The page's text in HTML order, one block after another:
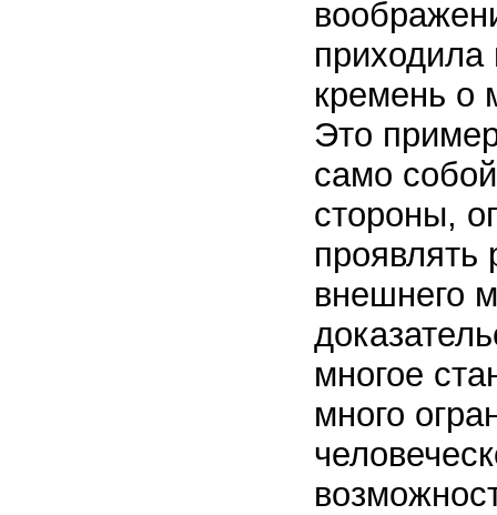
приходила
кремень о
Это
само
стороны,
проявлять
внешнего
многое
много